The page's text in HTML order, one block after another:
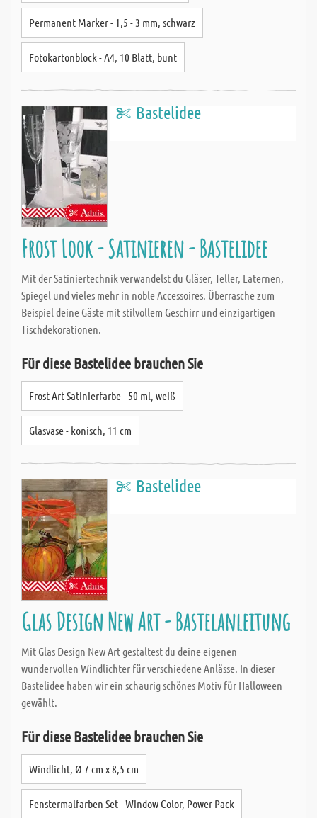
Permanent Marker - 1,5 - 3 mm, schwarz
Fotokartonblock - A4, 10 Blatt, bunt
Bastelidee
Frost Look - Satinieren - Bastelidee
Mit der Satiniertechnik verwandelst du Gläser, Teller, Laternen,
Spiegel und vieles mehr in noble Accessoires. Überrasche zum
Beispiel deine Gäste mit stilvollem Geschirr und einzigartigen
Tischdekorationen.
Für diese Bastelidee brauchen Sie
Frost Art Satinierfarbe - 50 ml, weiß
Glasvase - konisch, 11 cm
Bastelidee
Glas Design New Art - Bastelanleitung
Mit Glas Design New Art gestaltest du deine eigenen
wundervollen Windlichter für verschiedene Anlässe. In dieser
Bastelidee haben wir ein schaurig schönes Motiv für Halloween
gewählt.
Für diese Bastelidee brauchen Sie
Windlicht, Ø 7 cm x 8,5 cm
Fenstermalfarben Set - Window Color, Power Pack